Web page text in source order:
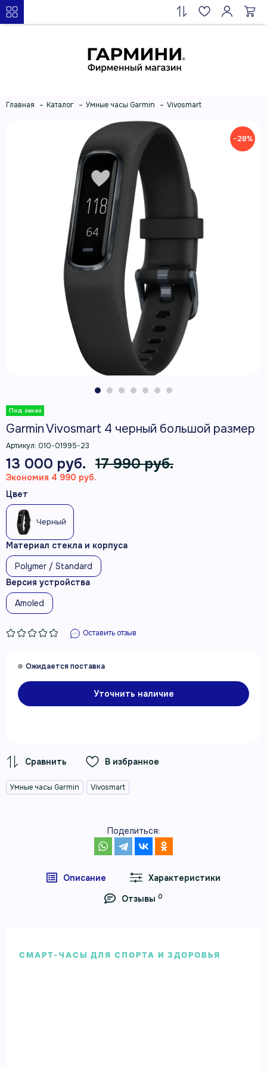
Главная Каталог Умные часы Garmin Vivosmart
−28%
Garmin Vivosmart 4 черный большой размер
Артикул: 010-01995-23
13 000 руб. 17 990 руб.
Экономия 4 990 руб.
Цвет
Черный
Материал стекла и корпуса
Polymer / Standard
Версия устройства
Amoled
Оставить отзыв
Уточнить наличие
В избранное
Умные часы Garmin Vivosmart
Поделиться:
Описание
Характеристики
Отзывы 0
СМАРТ-ЧАСЫ ДЛЯ СПОРТА И ЗДОРОВЬЯ